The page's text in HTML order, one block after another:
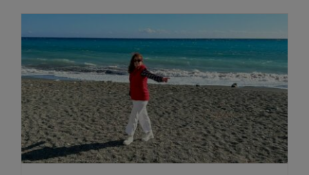
Η Μαρία απο το Ηράκλειο πρώτη τυχερή
του διαγωνισμού μας κέρδισε ένα δωρεάν
τριήμερο! (video & photos)
News Social